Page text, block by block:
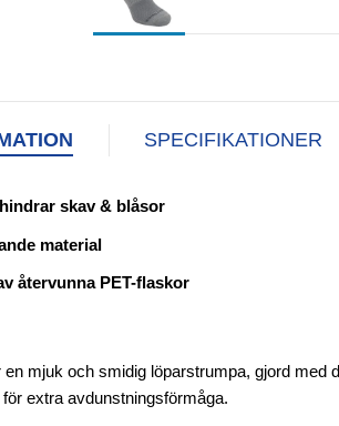
SPECIFIKATIONER
skav & blåsor
material
återvunna PET-flaskor
mjuk och smidig löparstrumpa, gjord
extra avdunstningsförmåga.